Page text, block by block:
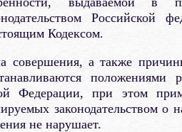
Российской
Кодексом.
совершения, а также
положениями
Федерации, при этом
законодательством о
не нарушает.